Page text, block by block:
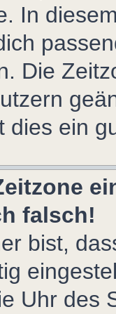
In
Die
dies ein
falsch!
bist,
Uhr des